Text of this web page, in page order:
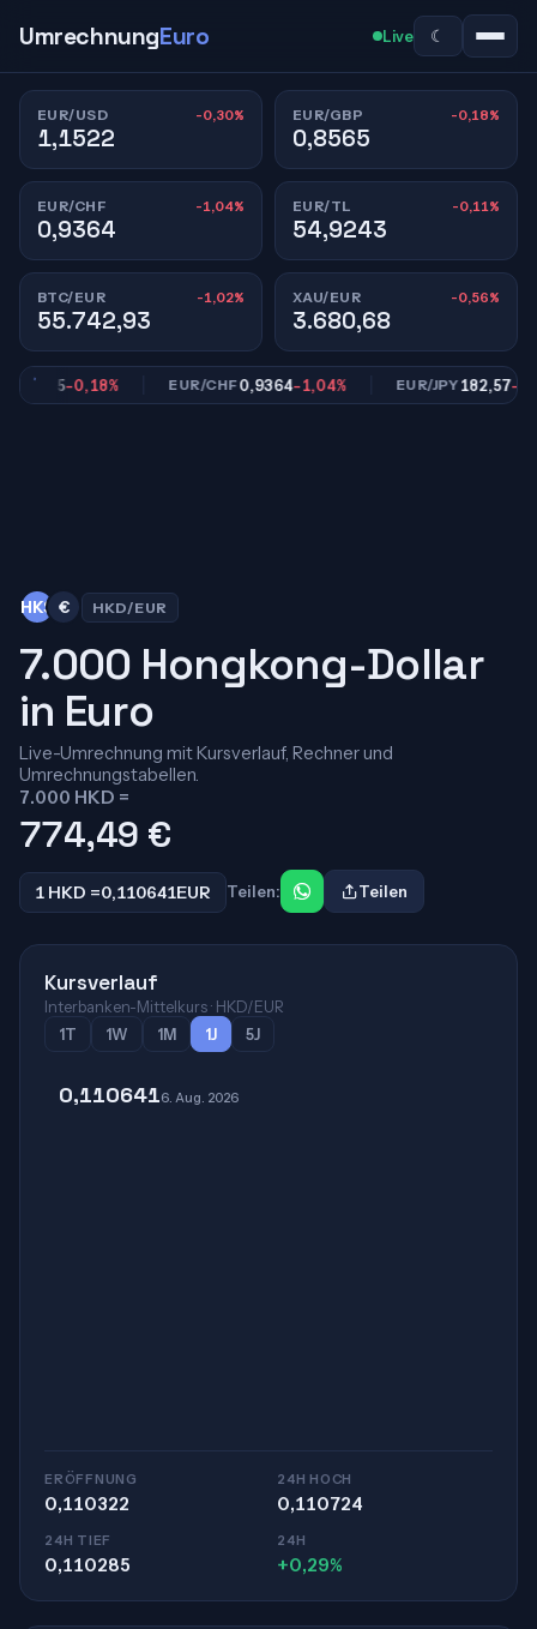
UmrechnungEuro Live ☾
EUR/USD -0,30%
1,1522
EUR/GBP -0,18%
0,8565
EUR/CHF -1,04%
0,9364
EUR/TL -0,11%
54,9243
BTC/EUR -1,02%
55.742,93
XAU/EUR -0,56%
3.680,68
-0,18% EUR/CHF0,9364-1,04% EUR/JPY182,57-
HK$ € HKD/EUR
7.000 Hongkong-Dollar
in Euro
Live-Umrechnung mit Kursverlauf, Rechner und
Umrechnungstabellen.
7.000 HKD =
774,49 €
1 HKD =0,110641EUR Teilen: Teilen
Kursverlauf
Interbanken-Mittelkurs · HKD/EUR
1T
1W 1M 1J 5J
0,1106416. Aug. 2026
ERÖFFNUNG
0,110322
24H HOCH
0,110724
24H TIEF
0,110285
24H
+0,29%